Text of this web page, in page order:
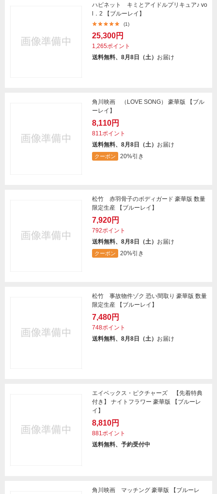
ハピネット キミとアイドルプリキュア♪ vo
l．2 【ブルーレイ】
(1)
25,300円
1,265ポイント
送料無料、8月8日（土） お届け
角川映画 （LOVE SONG） 豪華版 【ブル
ーレイ】
8,110円
811ポイント
送料無料、8月8日（土） お届け
クーポン 20%引き
松竹 赤羽骨子のボディガード 豪華版 数量
限定生産 【ブルーレイ】
7,920円
792ポイント
送料無料、8月8日（土） お届け
クーポン 20%引き
松竹 事故物件ゾク 恐い間取り 豪華版 数量
限定生産 【ブルーレイ】
7,480円
748ポイント
送料無料、8月8日（土） お届け
エイベックス・ピクチャーズ 【先着特典
付き】 ナイトフラワー 豪華版 【ブルーレ
イ】
8,810円
881ポイント
送料無料、予約受付中
角川映画 マッチング 豪華版 【ブルーレ